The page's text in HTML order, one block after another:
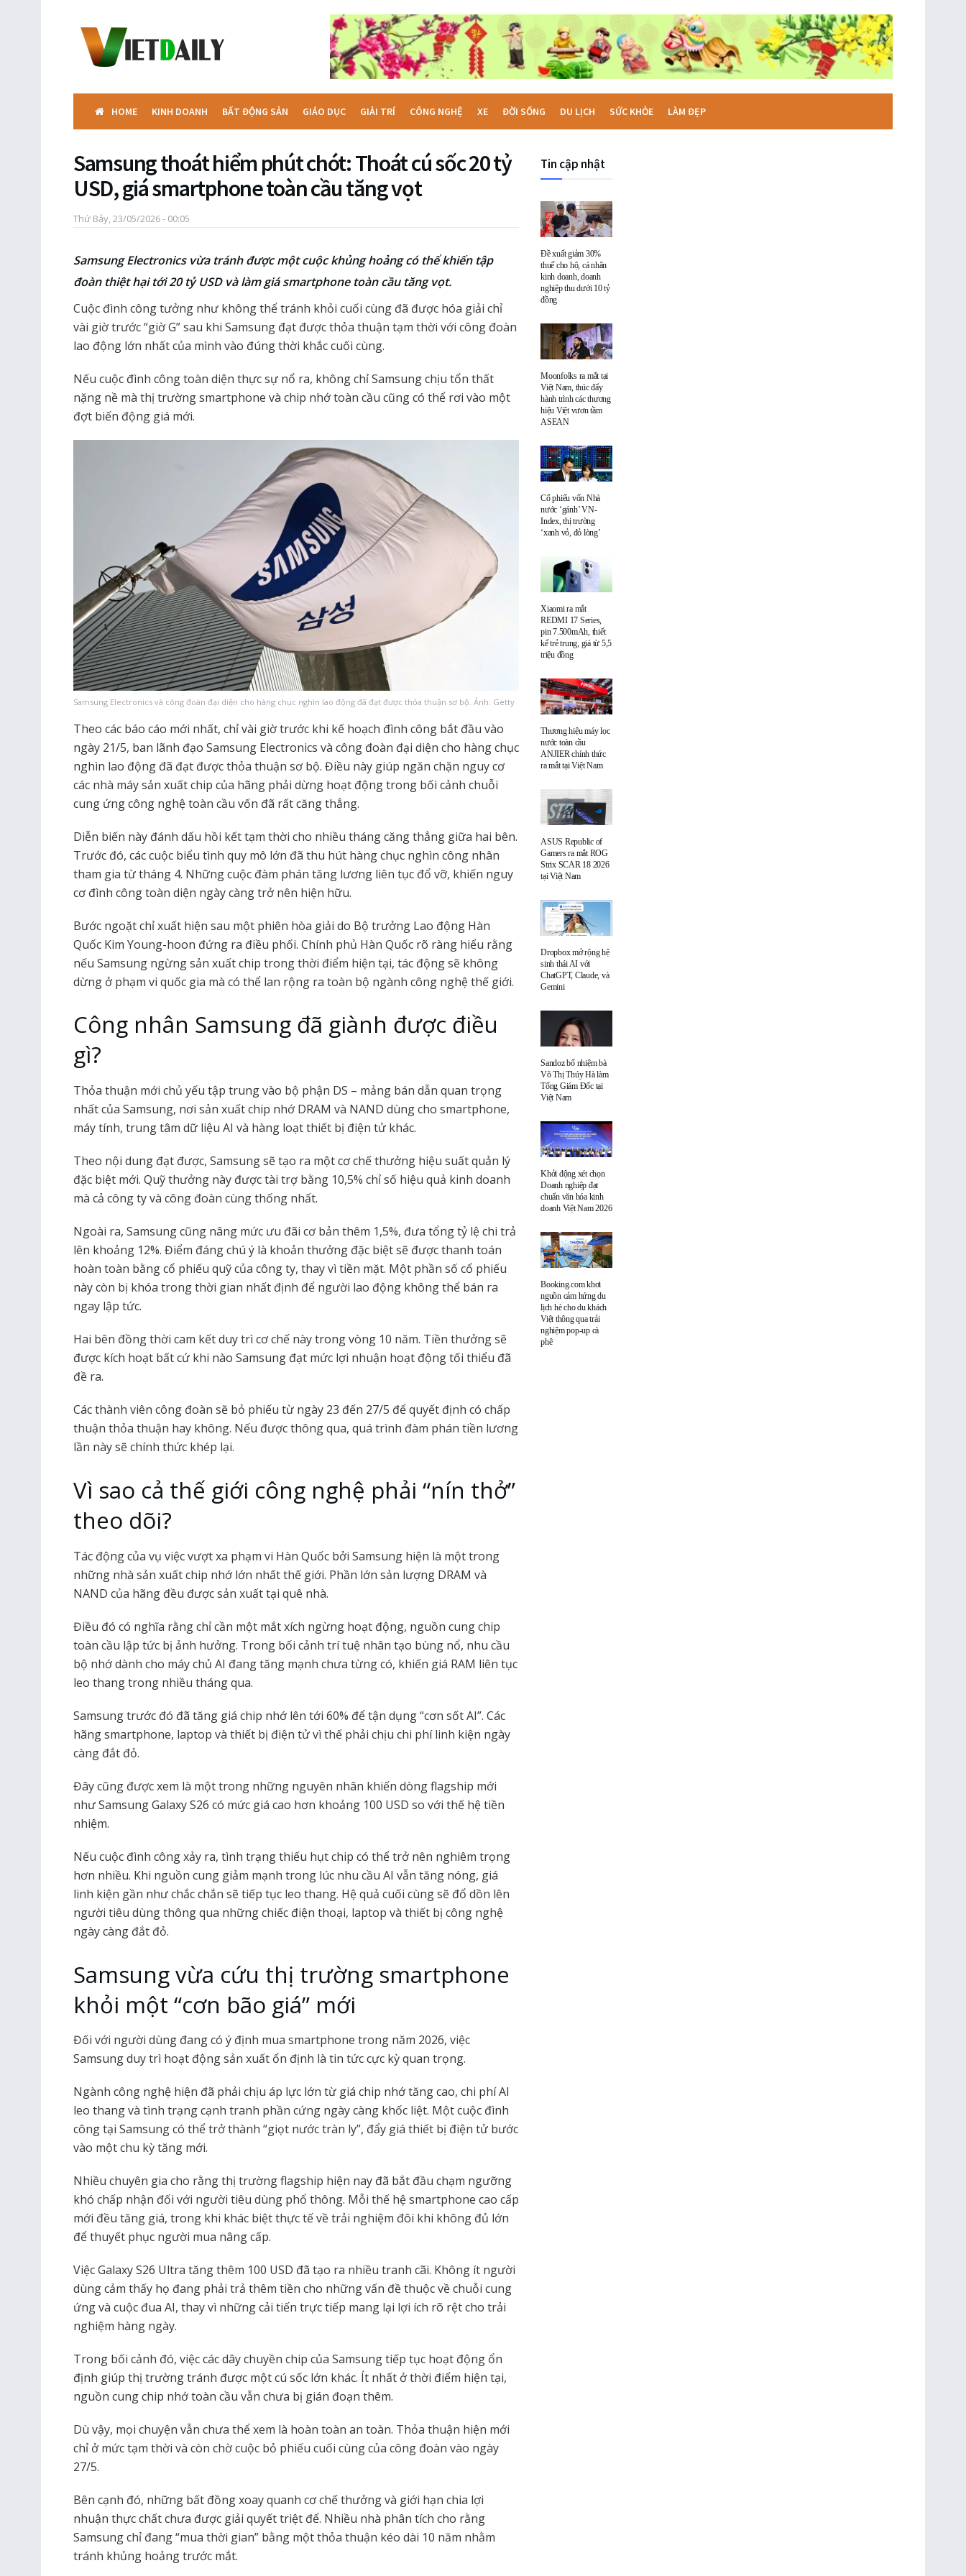
HOME KINH DOANH BẤT ĐỘNG SẢN GIÁO DỤC GIẢI TRÍ CÔNG NGHỆ XE ĐỜI SỐNG DU LỊCH SỨC KHỎE LÀM ĐẸP
Samsung thoát hiểm phút chót: Thoát cú sốc 20 tỷ
USD, giá smartphone toàn cầu tăng vọt
Thứ Bảy, 23/05/2026 - 00:05
Samsung Electronics vừa tránh được một cuộc khủng hoảng có thể khiến tập
đoàn thiệt hại tới 20 tỷ USD và làm giá smartphone toàn cầu tăng vọt.
Cuộc đình công tưởng như không thể tránh khỏi cuối cùng đã được hóa giải chỉ
vài giờ trước “giờ G” sau khi Samsung đạt được thỏa thuận tạm thời với công đoàn
lao động lớn nhất của mình vào đúng thời khắc cuối cùng.
Nếu cuộc đình công toàn diện thực sự nổ ra, không chỉ Samsung chịu tổn thất
nặng nề mà thị trường smartphone và chip nhớ toàn cầu cũng có thể rơi vào một
đợt biến động giá mới.
Samsung Electronics và công đoàn đại diện cho hàng chục nghìn lao động đã đạt được thỏa thuận sơ bộ. Ảnh: Getty
Theo các báo cáo mới nhất, chỉ vài giờ trước khi kế hoạch đình công bắt đầu vào
ngày 21/5, ban lãnh đạo Samsung Electronics và công đoàn đại diện cho hàng chục
nghìn lao động đã đạt được thỏa thuận sơ bộ. Điều này giúp ngăn chặn nguy cơ
các nhà máy sản xuất chip của hãng phải dừng hoạt động trong bối cảnh chuỗi
cung ứng công nghệ toàn cầu vốn đã rất căng thẳng.
Diễn biến này đánh dấu hồi kết tạm thời cho nhiều tháng căng thẳng giữa hai bên.
Trước đó, các cuộc biểu tình quy mô lớn đã thu hút hàng chục nghìn công nhân
tham gia từ tháng 4. Những cuộc đàm phán tăng lương liên tục đổ vỡ, khiến nguy
cơ đình công toàn diện ngày càng trở nên hiện hữu.
Bước ngoặt chỉ xuất hiện sau một phiên hòa giải do Bộ trưởng Lao động Hàn
Quốc Kim Young-hoon đứng ra điều phối. Chính phủ Hàn Quốc rõ ràng hiểu rằng
nếu Samsung ngừng sản xuất chip trong thời điểm hiện tại, tác động sẽ không
dừng ở phạm vi quốc gia mà có thể lan rộng ra toàn bộ ngành công nghệ thế giới.
Công nhân Samsung đã giành được điều
gì?
Thỏa thuận mới chủ yếu tập trung vào bộ phận DS – mảng bán dẫn quan trọng
nhất của Samsung, nơi sản xuất chip nhớ DRAM và NAND dùng cho smartphone,
máy tính, trung tâm dữ liệu AI và hàng loạt thiết bị điện tử khác.
Theo nội dung đạt được, Samsung sẽ tạo ra một cơ chế thưởng hiệu suất quản lý
đặc biệt mới. Quỹ thưởng này được tài trợ bằng 10,5% chỉ số hiệu quả kinh doanh
mà cả công ty và công đoàn cùng thống nhất.
Ngoài ra, Samsung cũng nâng mức ưu đãi cơ bản thêm 1,5%, đưa tổng tỷ lệ chi trả
lên khoảng 12%. Điểm đáng chú ý là khoản thưởng đặc biệt sẽ được thanh toán
hoàn toàn bằng cổ phiếu quỹ của công ty, thay vì tiền mặt. Một phần số cổ phiếu
này còn bị khóa trong thời gian nhất định để người lao động không thể bán ra
ngay lập tức.
Hai bên đồng thời cam kết duy trì cơ chế này trong vòng 10 năm. Tiền thưởng sẽ
được kích hoạt bất cứ khi nào Samsung đạt mức lợi nhuận hoạt động tối thiểu đã
đề ra.
Các thành viên công đoàn sẽ bỏ phiếu từ ngày 23 đến 27/5 để quyết định có chấp
thuận thỏa thuận hay không. Nếu được thông qua, quá trình đàm phán tiền lương
lần này sẽ chính thức khép lại.
Vì sao cả thế giới công nghệ phải “nín thở”
theo dõi?
Tác động của vụ việc vượt xa phạm vi Hàn Quốc bởi Samsung hiện là một trong
những nhà sản xuất chip nhớ lớn nhất thế giới. Phần lớn sản lượng DRAM và
NAND của hãng đều được sản xuất tại quê nhà.
Điều đó có nghĩa rằng chỉ cần một mắt xích ngừng hoạt động, nguồn cung chip
toàn cầu lập tức bị ảnh hưởng. Trong bối cảnh trí tuệ nhân tạo bùng nổ, nhu cầu
bộ nhớ dành cho máy chủ AI đang tăng mạnh chưa từng có, khiến giá RAM liên tục
leo thang trong nhiều tháng qua.
Samsung trước đó đã tăng giá chip nhớ lên tới 60% để tận dụng “cơn sốt AI”. Các
hãng smartphone, laptop và thiết bị điện tử vì thế phải chịu chi phí linh kiện ngày
càng đắt đỏ.
Đây cũng được xem là một trong những nguyên nhân khiến dòng flagship mới
như Samsung Galaxy S26 có mức giá cao hơn khoảng 100 USD so với thế hệ tiền
nhiệm.
Nếu cuộc đình công xảy ra, tình trạng thiếu hụt chip có thể trở nên nghiêm trọng
hơn nhiều. Khi nguồn cung giảm mạnh trong lúc nhu cầu AI vẫn tăng nóng, giá
linh kiện gần như chắc chắn sẽ tiếp tục leo thang. Hệ quả cuối cùng sẽ đổ dồn lên
người tiêu dùng thông qua những chiếc điện thoại, laptop và thiết bị công nghệ
ngày càng đắt đỏ.
Samsung vừa cứu thị trường smartphone
khỏi một “cơn bão giá” mới
Đối với người dùng đang có ý định mua smartphone trong năm 2026, việc
Samsung duy trì hoạt động sản xuất ổn định là tin tức cực kỳ quan trọng.
Ngành công nghệ hiện đã phải chịu áp lực lớn từ giá chip nhớ tăng cao, chi phí AI
leo thang và tình trạng cạnh tranh phần cứng ngày càng khốc liệt. Một cuộc đình
công tại Samsung có thể trở thành “giọt nước tràn ly”, đẩy giá thiết bị điện tử bước
vào một chu kỳ tăng mới.
Nhiều chuyên gia cho rằng thị trường flagship hiện nay đã bắt đầu chạm ngưỡng
khó chấp nhận đối với người tiêu dùng phổ thông. Mỗi thế hệ smartphone cao cấp
mới đều tăng giá, trong khi khác biệt thực tế về trải nghiệm đôi khi không đủ lớn
để thuyết phục người mua nâng cấp.
Việc Galaxy S26 Ultra tăng thêm 100 USD đã tạo ra nhiều tranh cãi. Không ít người
dùng cảm thấy họ đang phải trả thêm tiền cho những vấn đề thuộc về chuỗi cung
ứng và cuộc đua AI, thay vì những cải tiến trực tiếp mang lại lợi ích rõ rệt cho trải
nghiệm hàng ngày.
Trong bối cảnh đó, việc các dây chuyền chip của Samsung tiếp tục hoạt động ổn
định giúp thị trường tránh được một cú sốc lớn khác. Ít nhất ở thời điểm hiện tại,
nguồn cung chip nhớ toàn cầu vẫn chưa bị gián đoạn thêm.
Dù vậy, mọi chuyện vẫn chưa thể xem là hoàn toàn an toàn. Thỏa thuận hiện mới
chỉ ở mức tạm thời và còn chờ cuộc bỏ phiếu cuối cùng của công đoàn vào ngày
27/5.
Bên cạnh đó, những bất đồng xoay quanh cơ chế thưởng và giới hạn chia lợi
nhuận thực chất chưa được giải quyết triệt để. Nhiều nhà phân tích cho rằng
Samsung chỉ đang “mua thời gian” bằng một thỏa thuận kéo dài 10 năm nhằm
tránh khủng hoảng trước mắt.
Tin cập nhật
Đề xuất giảm 30%
thuế cho hộ, cá nhân
kinh doanh, doanh
nghiệp thu dưới 10 tỷ
đồng
Moonfolks ra mắt tại
Việt Nam, thúc đẩy
hành trình các thương
hiệu Việt vươn tầm
ASEAN
Cổ phiếu vốn Nhà
nước ‘gánh’ VN-
Index, thị trường
‘xanh vỏ, đỏ lòng’
Xiaomi ra mắt
REDMI 17 Series,
pin 7.500mAh, thiết
kế trẻ trung, giá từ 5,5
triệu đồng
Thương hiệu máy lọc
nước toàn cầu
ANJIER chính thức
ra mắt tại Việt Nam
ASUS Republic of
Gamers ra mắt ROG
Strix SCAR 18 2026
tại Việt Nam
Dropbox mở rộng hệ
sinh thái AI với
ChatGPT, Claude, và
Gemini
Sandoz bổ nhiệm bà
Võ Thị Thúy Hà làm
Tổng Giám Đốc tại
Việt Nam
Khởi động xét chọn
Doanh nghiệp đạt
chuẩn văn hóa kinh
doanh Việt Nam 2026
Booking.com khơi
nguồn cảm hứng du
lịch hè cho du khách
Việt thông qua trải
nghiệm pop-up cà
phê